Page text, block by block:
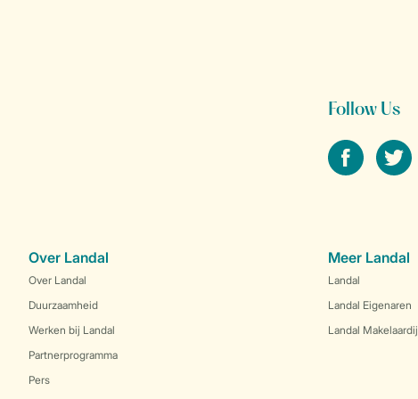
Follow Us
facebooktwitter
Over Landal
Over Landal
Duurzaamheid
Werken bij Landal
Partnerprogramma
Pers
Meer Landal
Landal
Landal Eigenaren
Landal Makelaardij